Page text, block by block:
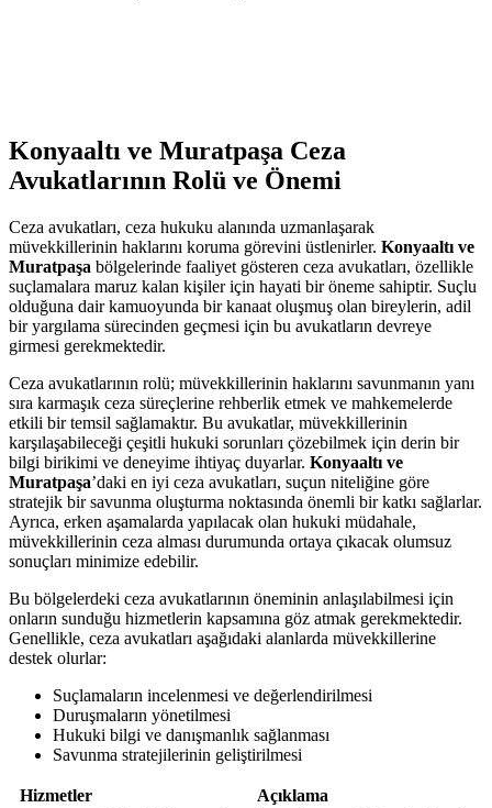
Konyaaltı ve Muratpaşa Ceza
Avukatlarının Rolü ve Önemi
Ceza avukatları, ceza hukuku alanında uzmanlaşarak
müvekkillerinin haklarını koruma görevini üstlenirler. Konyaaltı ve
Muratpaşa bölgelerinde faaliyet gösteren ceza avukatları, özellikle
suçlamalara maruz kalan kişiler için hayati bir öneme sahiptir. Suçlu
olduğuna dair kamuoyunda bir kanaat oluşmuş olan bireylerin, adil
bir yargılama sürecinden geçmesi için bu avukatların devreye
girmesi gerekmektedir.
Ceza avukatlarının rolü; müvekkillerinin haklarını savunmanın yanı
sıra karmaşık ceza süreçlerine rehberlik etmek ve mahkemelerde
etkili bir temsil sağlamaktır. Bu avukatlar, müvekkillerinin
karşılaşabileceği çeşitli hukuki sorunları çözebilmek için derin bir
bilgi birikimi ve deneyime ihtiyaç duyarlar. Konyaaltı ve
Muratpaşa’daki en iyi ceza avukatları, suçun niteliğine göre
stratejik bir savunma oluşturma noktasında önemli bir katkı sağlarlar.
Ayrıca, erken aşamalarda yapılacak olan hukuki müdahale,
müvekkillerinin ceza alması durumunda ortaya çıkacak olumsuz
sonuçları minimize edebilir.
Bu bölgelerdeki ceza avukatlarının öneminin anlaşılabilmesi için
onların sunduğu hizmetlerin kapsamına göz atmak gerekmektedir.
Genellikle, ceza avukatları aşağıdaki alanlarda müvekkillerine
destek olurlar:
Suçlamaların incelenmesi ve değerlendirilmesi
Duruşmaların yönetilmesi
Hukuki bilgi ve danışmanlık sağlanması
Savunma stratejilerinin geliştirilmesi
Hizmetler
Açıklama